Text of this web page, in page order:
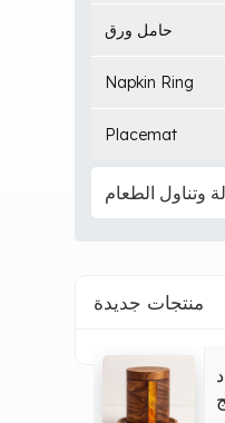
حامل ورق
Napkin Ring
Placemat
وتناول الطعام
منتجات جديدة